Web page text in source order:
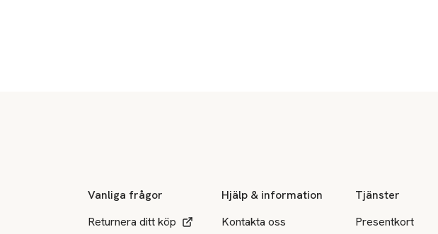
Vanliga frågor
Returnera ditt köp
Hjälp & information
Kontakta oss
Tjänster
Presentkort